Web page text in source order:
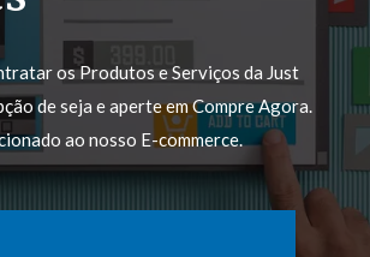
os Produtos e Serviços da Just
de seja e aperte em Compre Agora.
ao nosso E-commerce.